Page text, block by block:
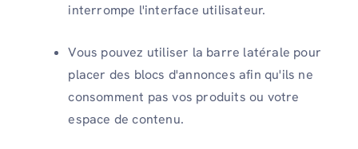
interrompe l'interface utilisateur.
Vous pouvez utiliser la barre latérale pour
placer des blocs d'annonces afin qu'ils ne
consomment pas vos produits ou votre
espace de contenu.